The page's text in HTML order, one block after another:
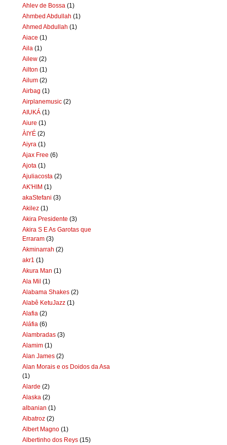
Ahlev de Bossa (1)
Ahmbed Abdullah (1)
Ahmed Abdullah (1)
Aiace (1)
Aila (1)
Ailew (2)
Ailton (1)
Ailum (2)
Airbag (1)
Airplanemusic (2)
AIUKÁ (1)
Aiure (1)
ÀIYÉ (2)
Aiyra (1)
Ajax Free (6)
Ajota (1)
Ajuliacosta (2)
AK'HIM (1)
akaStefani (3)
Akilez (1)
Akira Presidente (3)
Akira S E As Garotas que
Erraram (3)
Akminarrah (2)
akr1 (1)
Akura Man (1)
Ala Mil (1)
Alabama Shakes (2)
Alabê KetuJazz (1)
Alafia (2)
Aláfia (6)
Alambradas (3)
Alamim (1)
Alan James (2)
Alan Morais e os Doidos da Asa
(1)
Alarde (2)
Alaska (2)
albanian (1)
Albatroz (2)
Albert Magno (1)
Albertinho dos Reys (15)